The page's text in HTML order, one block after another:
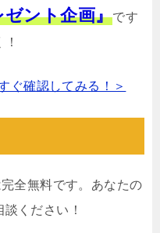
ント企画』です
ぐ確認してみる！＞
全無料です。あなたの
ください！